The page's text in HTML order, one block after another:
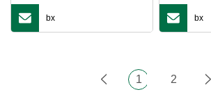
bx bx
1 2